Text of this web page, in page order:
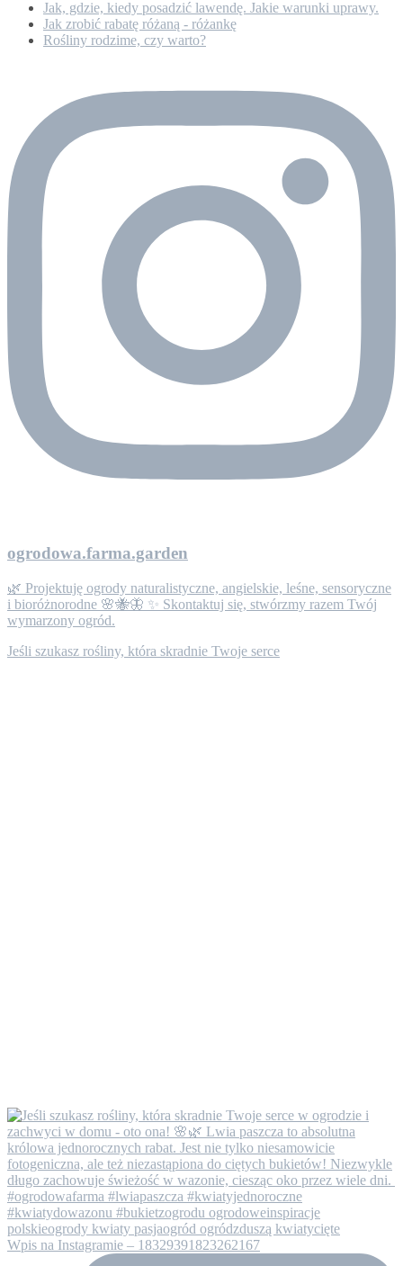
Jak, gdzie, kiedy posadzić lawendę. Jakie warunki uprawy.
Jak zrobić rabatę różaną - różankę
Rośliny rodzime, czy warto?
ogrodowa.farma.garden
🌿 Projektuję ogrody naturalistyczne, angielskie, leśne, sensoryczne
i bioróżnorodne 🌸🐝🦋 ✨ Skontaktuj się, stwórzmy razem Twój
wymarzony ogród.
Jeśli szukasz rośliny, która skradnie Twoje serce
Wpis na Instagramie – 18329391823262167